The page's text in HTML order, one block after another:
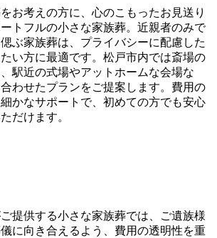
お考えの方に、心のこもったお見送り
トフルの小さな家族葬。近親者のみで
ぶ家族葬は、プライバシーに配慮した
い方に最適です。松戸市内では斎場の
駅近の式場やアットホームな会場な
わせたプランをご提案します。費用の
かなサポートで、初めての方でも安心
だけます。
提供する小さな家族葬では、ご遺族様
に向き合えるよう、費用の透明性を重